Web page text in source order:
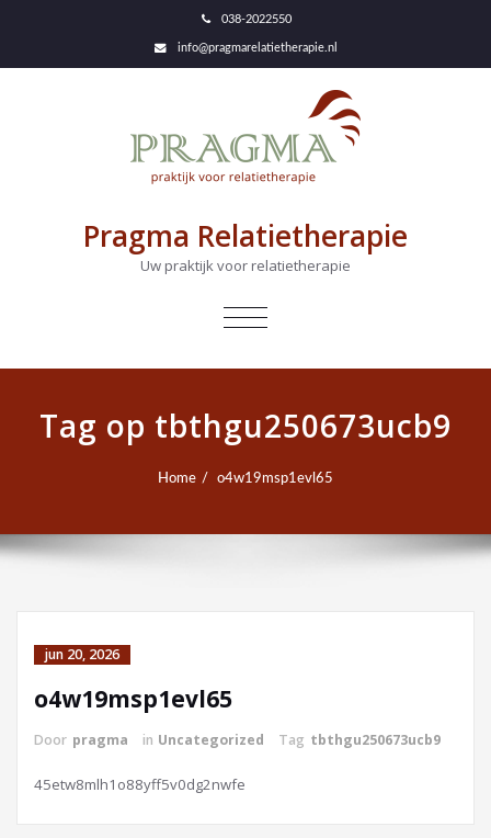
038-2022550
info@pragmarelatietherapie.nl
Pragma Relatietherapie
Uw praktijk voor relatietherapie
NAVIGATIE
Tag op tbthgu250673ucb9
Home o4w19msp1evl65
jun 20, 2026
o4w19msp1evl65
Door pragma in Uncategorized Tag tbthgu250673ucb9
45etw8mlh1o88yff5v0dg2nwfe